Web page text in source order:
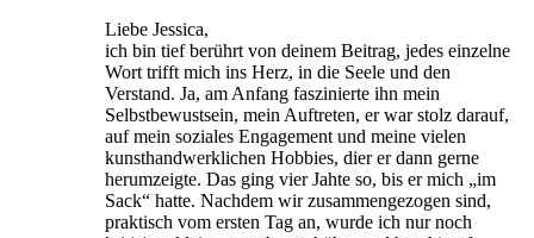
Liebe Jessica,
ich bin tief berührt von deinem Beitrag, jedes einzelne
Wort trifft mich ins Herz, in die Seele und den
Verstand. Ja, am Anfang faszinierte ihn mein
Selbstbewustsein, mein Auftreten, er war stolz darauf,
auf mein soziales Engagement und meine vielen
kunsthandwerklichen Hobbies, dier er dann gerne
herumzeigte. Das ging vier Jahte so, bis er mich „im
Sack“ hatte. Nachdem wir zusammengezogen sind,
praktisch vom ersten Tag an, wurde ich nur noch